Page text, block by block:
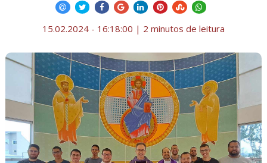
15.02.2024 - 16:18:00 | 2 minutos de leitura